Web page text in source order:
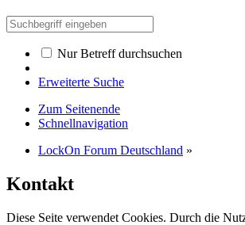
Nur Betreff durchsuchen
Erweiterte Suche
Zum Seitenende
Schnellnavigation
LockOn Forum Deutschland »
Kontakt
Diese Seite verwendet Cookies. Durch die